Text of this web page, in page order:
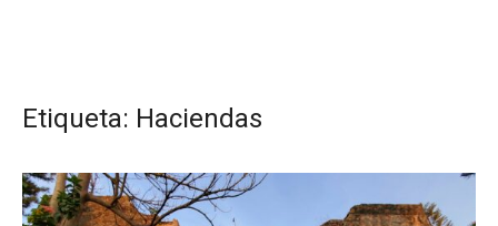
Etiqueta: Haciendas